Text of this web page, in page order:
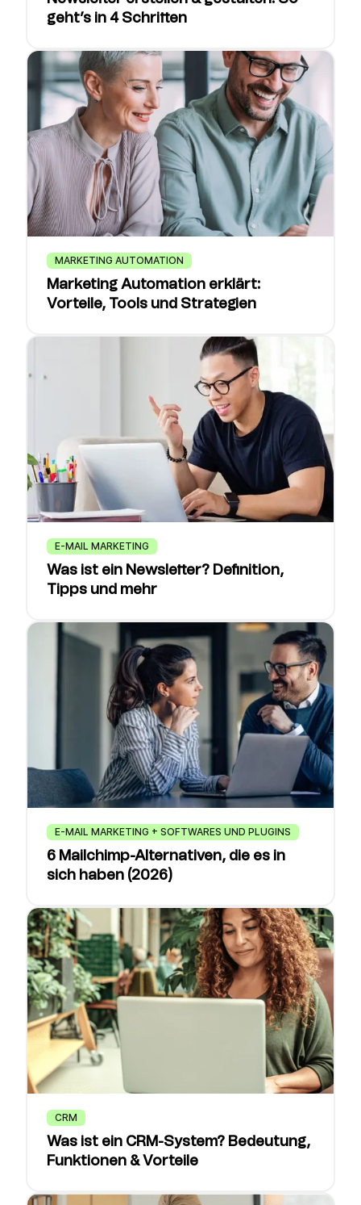
geht’s in 4 Schritten
MARKETING AUTOMATION
Marketing Automation erklärt:
Vorteile, Tools und Strategien
E-MAIL MARKETING
Was ist ein Newsletter? Definition,
Tipps und mehr
E-MAIL MARKETING + SOFTWARES UND PLUGINS
6 Mailchimp-Alternativen, die es in
sich haben (2026)
CRM
Was ist ein CRM-System? Bedeutung,
Funktionen & Vorteile